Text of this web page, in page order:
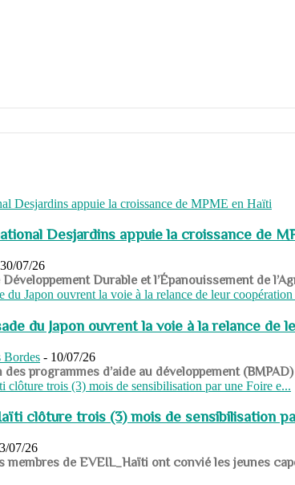
Desjardins appuie la croissance de
30/07/26
Durable et l’Épanouissement de
du Japon ouvrent la voie à la relance de
Bordes - 10/07/26
programmes d’aide au développement
clôture trois (3) mois de sensibilisation
07/26
membres de EVEIL_Haïti ont convié les jeunes